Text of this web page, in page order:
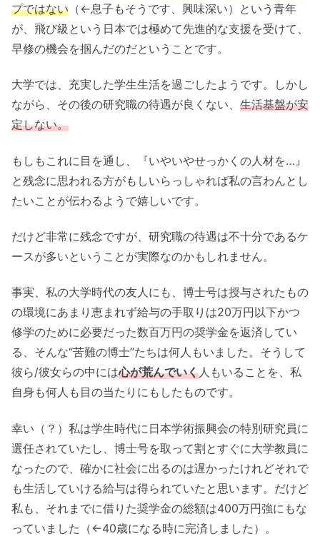
プではない （←息子もそうです、興味深い）という青年
が、飛び級という日本では極めて先進的な支援を受けて、
早修の機会を掴んだのだということです。
大学では、充実した学生生活を過ごしたようです。しかし
ながら、その後の研究職の待遇が良くない、 生活基盤が安
定しない。
もしもこれに目を通し、『いやいやせっかくの人材を…』
と残念に思われる方がもしいらっしゃれば私の言わんとし
たいことが伝わるようで嬉しいです。
だけど非常に残念ですが、研究職の待遇は不十分であるケ
ースが多いということが実際なのかもしれません。
事実、私の大学時代の友人にも、博士号は授与されたもの
の環境にあまり恵まれず給与の手取りは20万円以下かつ
修学のために必要だった数百万円の奨学金を返済してい
る、そんな“苦難の博士”たちは何人もいました。そうして
彼ら/彼女らの中には心が荒んでいく人もいることを、私
自身も何人も目の当たりにもしたものです。
幸い（？）私は学生時代に日本学術振興会の特別研究員に
選任されていたし、博士号を取って割とすぐに大学教員に
なったので、確かに社会に出るのは遅かったけれどそれで
も生活していける給与は得られていたと思います。だけど
私も、それまでに借りた奨学金の総額は400万円強にもな
っていました（←40歳になる時に完済しました）。